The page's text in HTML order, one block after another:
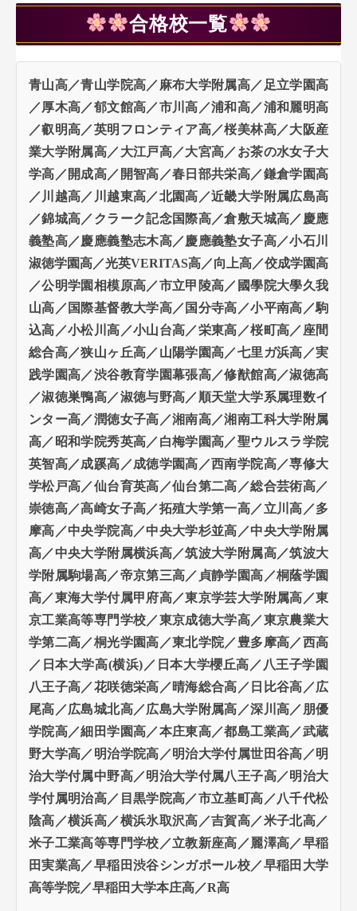
合格校一覧
青山高／青山学院高／麻布大学附属高／足立学園高
／厚木高／郁文館高／市川高／浦和高／浦和麗明高
／叡明高／英明フロンティア高／桜美林高／大阪産
業大学附属高／大江戸高／大宮高／お茶の水女子大
学高／開成高／開智高／春日部共栄高／鎌倉学園高
／川越高／川越東高／北園高／近畿大学附属広島高
／錦城高／クラーク記念国際高／倉敷天城高／慶應
義塾高／慶應義塾志木高／慶應義塾女子高／小石川
淑徳学園高／光英VERITAS高／向上高／佼成学園高
／公明学園相模原高／市立甲陵高／國學院大學久我
山高／国際基督教大学高／国分寺高／小平南高／駒
込高／小松川高／小山台高／栄東高／桜町高／座間
総合高／狭山ヶ丘高／山陽学園高／七里ガ浜高／実
践学園高／渋谷教育学園幕張高／修猷館高／淑徳高
／淑徳巣鴨高／淑徳与野高／順天堂大学系属理数イ
ンター高／潤徳女子高／湘南高／湘南工科大学附属
高／昭和学院秀英高／白梅学園高／聖ウルスラ学院
英智高／成蹊高／成徳学園高／西南学院高／専修大
学松戸高／仙台育英高／仙台第二高／総合芸術高／
崇徳高／高崎女子高／拓殖大学第一高／立川高／多
摩高／中央学院高／中央大学杉並高／中央大学附属
高／中央大学附属横浜高／筑波大学附属高／筑波大
学附属駒場高／帝京第三高／貞静学園高／桐蔭学園
高／東海大学付属甲府高／東京学芸大学附属高／東
京工業高等専門学校／東京成徳大学高／東京農業大
学第二高／桐光学園高／東北学院／豊多摩高／西高
／日本大学高(横浜)／日本大学櫻丘高／八王子学園
八王子高／花咲徳栄高／晴海総合高／日比谷高／広
尾高／広島城北高／広島大学附属高／深川高／朋優
学院高／細田学園高／本庄東高／都島工業高／武蔵
野大学高／明治学院高／明治大学付属世田谷高／明
治大学付属中野高／明治大学付属八王子高／明治大
学付属明治高／目黒学院高／市立基町高／八千代松
陰高／横浜高／横浜氷取沢高／吉賀高／米子北高／
米子工業高等専門学校／立教新座高／麗澤高／早稲
田実業高／早稲田渋谷シンガポール校／早稲田大学
高等学院／早稲田大学本庄高／R高